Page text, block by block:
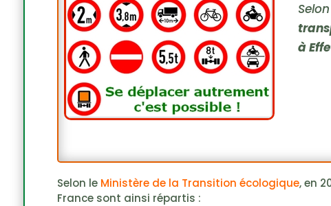
à
Selon le Ministère de la Transition écologique, en
France sont ainsi répartis :